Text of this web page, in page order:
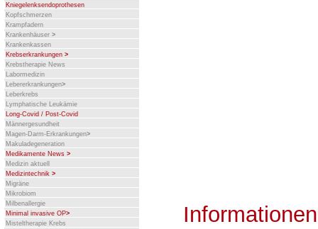
Kniegelenksendoprothesen
Kopfschmerzen
Krampfadern
Krankenhäuser >
Krankenkassen
Krebserkrankungen >
Krebstherapie News
Labormedizin
Lebererkrankungen>
Leberkrebs
Lymphatische Leukämie
Long-Covid / Post-Covid
Männergesundheit
Magen-Darm-Erkrankungen>
Makuladegeneration
Medikamente News >
Medizin aktuell
Medizintechnik >
Migräne
Mikrobiom
Milbenallergie
Minimal invasive OP>
Misteltherapie Krebs